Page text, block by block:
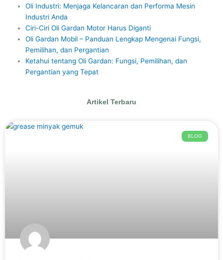
Oli Industri: Menjaga Kelancaran dan Performa Mesin
Industri Anda
Ciri-Ciri Oli Gardan Motor Harus Diganti
Oli Gardan Mobil – Panduan Lengkap Mengenai Fungsi,
Pemilihan, dan Pergantian
Ketahui tentang Oli Gardan: Fungsi, Pemilihan, dan
Pergantian yang Tepat
Artikel Terbaru
BLOG